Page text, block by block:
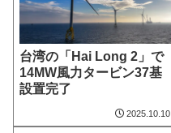
台湾の「Hai Long 2」で
14MW風力タービン37基
設置完了
2025.10.10